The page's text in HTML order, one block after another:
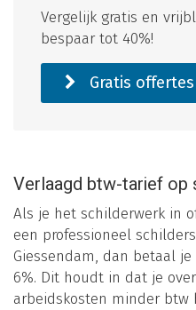
Vergelijk gratis en
bespaar tot 40%!
Gratis offertes
Verlaagd btw-tarief op
Als je het schilderwerk in
een professioneel
Giessendam, dan betaal
6%. Dit houdt in dat je
arbeidskosten minder btw